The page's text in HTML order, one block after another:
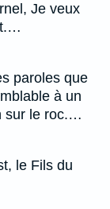
Je veux
paroles que
à un
sur le roc.…
le Fils du